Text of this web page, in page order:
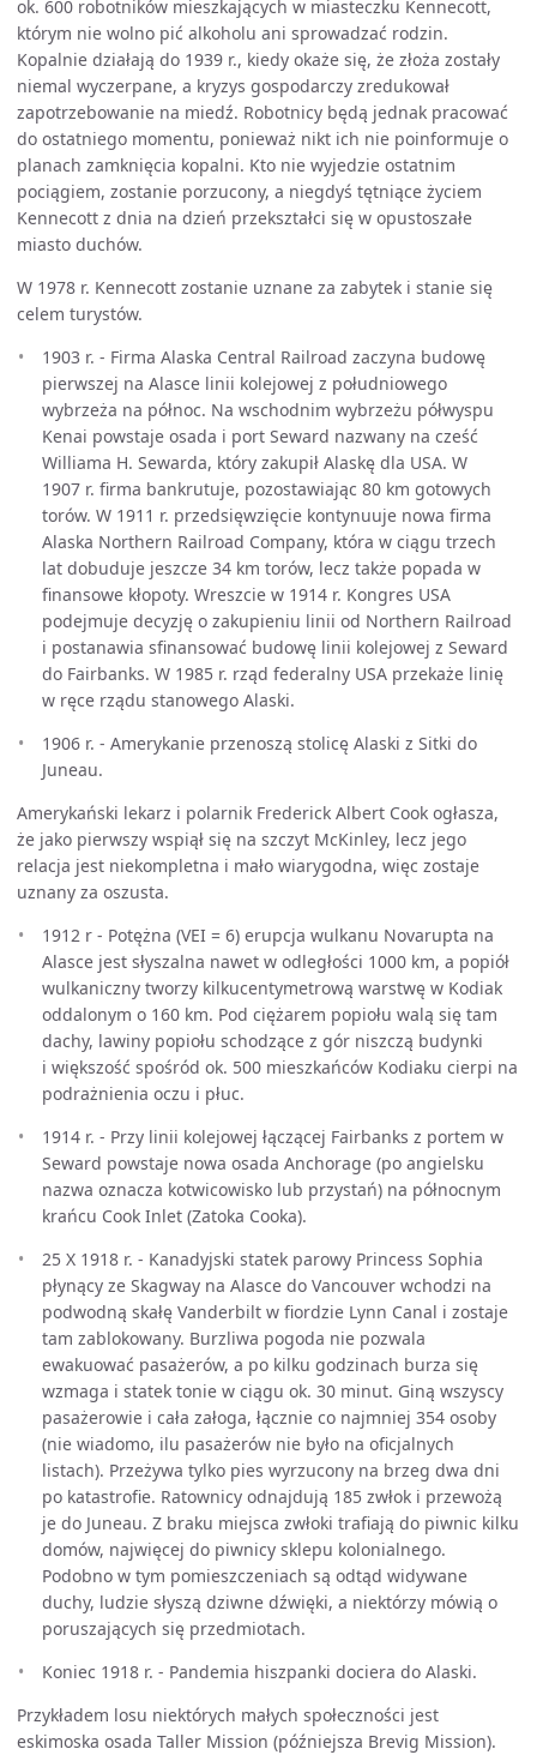
ok. 600 robotników mieszkających w miasteczku Kennecott,
którym nie wolno pić alkoholu ani sprowadzać rodzin.
Kopalnie działają do 1939 r., kiedy okaże się, że złoża zostały
niemal wyczerpane, a kryzys gospodarczy zredukował
zapotrzebowanie na miedź. Robotnicy będą jednak pracować
do ostatniego momentu, ponieważ nikt ich nie poinformuje o
planach zamknięcia kopalni. Kto nie wyjedzie ostatnim
pociągiem, zostanie porzucony, a niegdyś tętniące życiem
Kennecott z dnia na dzień przekształci się w opustoszałe
miasto duchów.
W 1978 r. Kennecott zostanie uznane za zabytek i stanie się
celem turystów.
1903 r. - Firma Alaska Central Railroad zaczyna budowę
pierwszej na Alasce linii kolejowej z południowego
wybrzeża na północ. Na wschodnim wybrzeżu półwyspu
Kenai powstaje osada i port Seward nazwany na cześć
Williama H. Sewarda, który zakupił Alaskę dla USA. W
1907 r. firma bankrutuje, pozostawiając 80 km gotowych
torów. W 1911 r. przedsięwzięcie kontynuuje nowa firma
Alaska Northern Railroad Company, która w ciągu trzech
lat dobuduje jeszcze 34 km torów, lecz także popada w
finansowe kłopoty. Wreszcie w 1914 r. Kongres USA
podejmuje decyzję o zakupieniu linii od Northern Railroad
i postanawia sfinansować budowę linii kolejowej z Seward
do Fairbanks. W 1985 r. rząd federalny USA przekaże linię
w ręce rządu stanowego Alaski.
1906 r. - Amerykanie przenoszą stolicę Alaski z Sitki do
Juneau.
Amerykański lekarz i polarnik Frederick Albert Cook ogłasza,
że jako pierwszy wspiął się na szczyt McKinley, lecz jego
relacja jest niekompletna i mało wiarygodna, więc zostaje
uznany za oszusta.
1912 r - Potężna (VEI = 6) erupcja wulkanu Novarupta na
Alasce jest słyszalna nawet w odległości 1000 km, a popiół
wulkaniczny tworzy kilkucentymetrową warstwę w Kodiak
oddalonym o 160 km. Pod ciężarem popiołu walą się tam
dachy, lawiny popiołu schodzące z gór niszczą budynki
i większość spośród ok. 500 mieszkańców Kodiaku cierpi na
podrażnienia oczu i płuc.
1914 r. - Przy linii kolejowej łączącej Fairbanks z portem w
Seward powstaje nowa osada Anchorage (po angielsku
nazwa oznacza kotwicowisko lub przystań) na północnym
krańcu Cook Inlet (Zatoka Cooka).
25 X 1918 r. - Kanadyjski statek parowy Princess Sophia
płynący ze Skagway na Alasce do Vancouver wchodzi na
podwodną skałę Vanderbilt w fiordzie Lynn Canal i zostaje
tam zablokowany. Burzliwa pogoda nie pozwala
ewakuować pasażerów, a po kilku godzinach burza się
wzmaga i statek tonie w ciągu ok. 30 minut. Giną wszyscy
pasażerowie i cała załoga, łącznie co najmniej 354 osoby
(nie wiadomo, ilu pasażerów nie było na oficjalnych
listach). Przeżywa tylko pies wyrzucony na brzeg dwa dni
po katastrofie. Ratownicy odnajdują 185 zwłok i przewożą
je do Juneau. Z braku miejsca zwłoki trafiają do piwnic kilku
domów, najwięcej do piwnicy sklepu kolonialnego.
Podobno w tym pomieszczeniach są odtąd widywane
duchy, ludzie słyszą dziwne dźwięki, a niektórzy mówią o
poruszających się przedmiotach.
Koniec 1918 r. - Pandemia hiszpanki dociera do Alaski.
Przykładem losu niektórych małych społeczności jest
eskimoska osada Taller Mission (późniejsza Brevig Mission).